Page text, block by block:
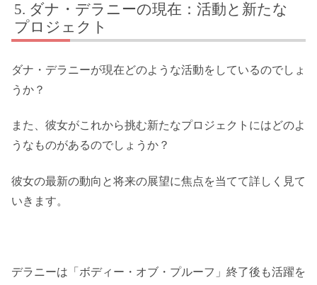
ダナ・デラニーの現在：活動と新たな
プロジェクト
ダナ・デラニーが現在どのような活動をしているのでしょ
うか？
また、彼女がこれから挑む新たなプロジェクトにはどのよ
うなものがあるのでしょうか？
彼女の最新の動向と将来の展望に焦点を当てて詳しく見て
いきます。
デラニーは「ボディー・オブ・プルーフ」終了後も活躍を